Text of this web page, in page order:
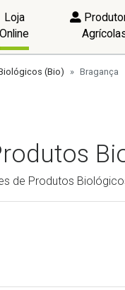
Loja
Online
(Bio) Bragança
de Produtos